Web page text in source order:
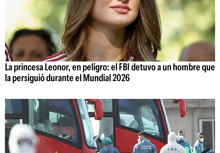
La princesa Leonor, en peligro: el FBI detuvo a un hombre que
la persiguió durante el Mundial 2026